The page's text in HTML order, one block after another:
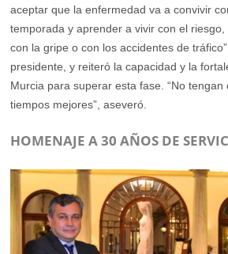
aceptar que la enfermedad va a convivir
temporada y aprender a vivir con el
con la gripe o con los accidentes de
presidente, y reiteró la capacidad y la
Murcia para superar esta fase. “No
tiempos mejores”, aseveró.
HOMENAJE A 30 AÑOS DE